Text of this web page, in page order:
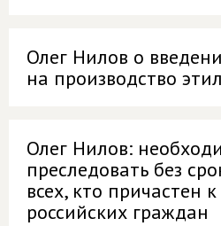
Олег Нилов о
на производство
Олег Нилов:
преследовать без
всех, кто причастен
российских граждан